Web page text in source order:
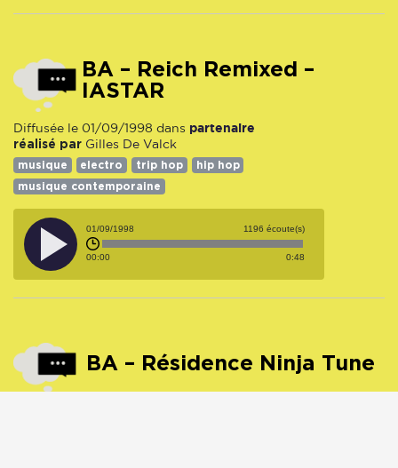
BA – Reich Remixed –
IASTAR
Diffusée le 01/09/1998 dans partenaire
réalisé par Gilles De Valck
musique electro trip hop
hip hop
musique contemporaine
01/09/1998 1196 écoute(s)
00:00 0:48
BA – Résidence Ninja Tune